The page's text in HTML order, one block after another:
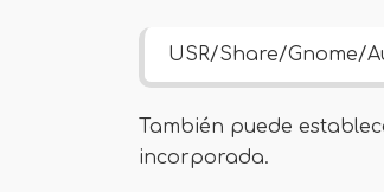
USR/Share/Gnome/
También puede
incorporada.